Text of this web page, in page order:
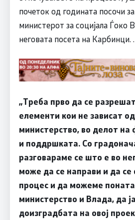
почеток од годината посочи
министерот за социјала Ѓоко
неговата посета на Карбинци. .
„Треба прво да се
елементи кои не зависат
министерство, во делот
и поддршката. Со
разговараме се што е во
може да се направи и да се
процес и да можеме
министерство и Влада, да
доизградбата на овој